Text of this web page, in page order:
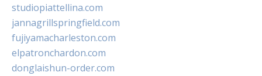
studiopiattellina.com
jannagrillspringfield.com
fujiyamacharleston.com
elpatronchardon.com
donglaishun-order.com